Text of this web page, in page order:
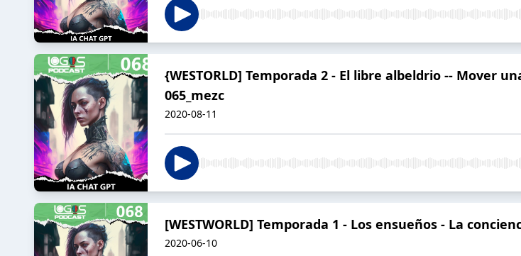
{WESTORLD] Temporada 2 - El libre albeldrio -- Mover
065_mezc
2020-08-11
[WESTWORLD] Temporada 1 - Los ensueños - La
2020-06-10